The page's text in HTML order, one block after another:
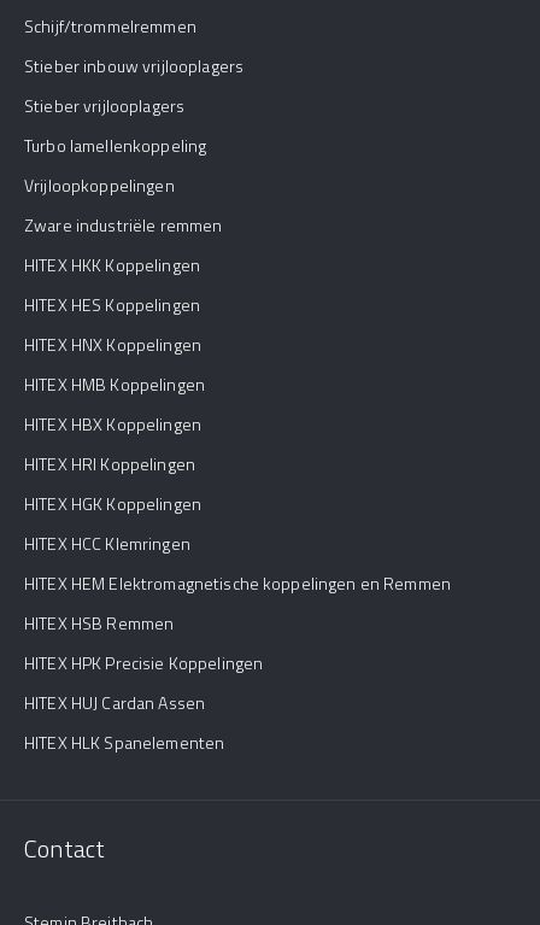
Schijf/trommelremmen
Stieber inbouw vrijlooplagers
Stieber vrijlooplagers
Turbo lamellenkoppeling
Vrijloopkoppelingen
Zware industriële remmen
HITEX HKK Koppelingen
HITEX HES Koppelingen
HITEX HNX Koppelingen
HITEX HMB Koppelingen
HITEX HBX Koppelingen
HITEX HRI Koppelingen
HITEX HGK Koppelingen
HITEX HCC Klemringen
HITEX HEM Elektromagnetische koppelingen en Remmen
HITEX HSB Remmen
HITEX HPK Precisie Koppelingen
HITEX HUJ Cardan Assen
HITEX HLK Spanelementen
Contact